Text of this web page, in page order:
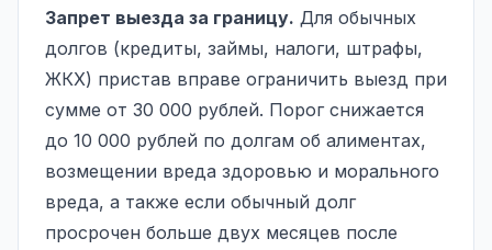
Запрет выезда за границу. Для обычных
долгов (кредиты, займы, налоги, штрафы,
ЖКХ) пристав вправе ограничить выезд при
сумме от 30 000 рублей. Порог снижается
до 10 000 рублей по долгам об алиментах,
возмещении вреда здоровью и морального
вреда, а также если обычный долг
просрочен больше двух месяцев после